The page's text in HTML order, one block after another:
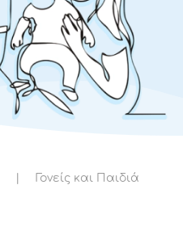
Γονείς και Παιδιά